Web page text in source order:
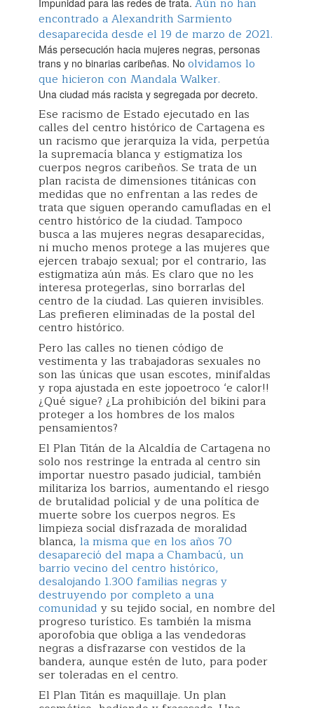
Impunidad para las redes de trata.
encontrado a Alexandrith Sarmiento
desaparecida desde el 19 de marzo de 2021.
Más persecución hacia mujeres negras, personas
trans y no binarias caribeñas. No olvidamos lo
que hicieron con Mandala Walker.
Una ciudad más racista y segregada por decreto.
Ese racismo de Estado ejecutado en las
calles del centro histórico de Cartagena es
un racismo que jerarquiza la vida, perpetúa
la supremacía blanca y estigmatiza los
cuerpos negros caribeños. Se trata de un
plan racista de dimensiones titánicas con
medidas que no enfrentan a las redes de
trata que siguen operando camufladas en el
centro histórico de la ciudad. Tampoco
busca a las mujeres negras desaparecidas,
ni mucho menos protege a las mujeres que
ejercen trabajo sexual; por el contrario, las
estigmatiza aún más. Es claro que no les
interesa protegerlas, sino borrarlas del
centro de la ciudad. Las quieren invisibles.
Las prefieren eliminadas de la postal del
centro histórico.
Pero las calles no tienen código de
vestimenta y las trabajadoras sexuales no
son las únicas que usan escotes, minifaldas
y ropa ajustada en este jopoetroco ‘e calor!!
¿Qué sigue? ¿La prohibición del bikini para
proteger a los hombres de los malos
pensamientos?
El Plan Titán de la Alcaldía de Cartagena no
solo nos restringe la entrada al centro sin
importar nuestro pasado judicial, también
militariza los barrios, aumentando el riesgo
de brutalidad policial y de una política de
muerte sobre los cuerpos negros. Es
limpieza social disfrazada de moralidad
blanca, la misma que en los años 70
desapareció del mapa a Chambacú, un
barrio vecino del centro histórico,
desalojando 1.300 familias negras y
destruyendo por completo a una
comunidad y su tejido social, en nombre del
progreso turístico. Es también la misma
aporofobia que obliga a las vendedoras
negras a disfrazarse con vestidos de la
bandera, aunque estén de luto, para poder
ser toleradas en el centro.
El Plan Titán es maquillaje. Un plan